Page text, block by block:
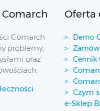
Comarch
Comarch
problemy,
oraz
Oferta
Demo
Cennik
Czym
e-Sklep